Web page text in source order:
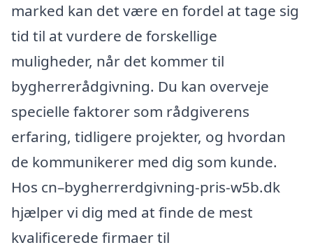
marked kan det være en fordel at tage sig
tid til at vurdere de forskellige
muligheder, når det kommer til
bygherrerådgivning. Du kan overveje
specielle faktorer som rådgiverens
erfaring, tidligere projekter, og hvordan
de kommunikerer med dig som kunde.
Hos cn–bygherrerdgivning-pris-w5b.dk
hjælper vi dig med at finde de mest
kvalificerede firmaer til